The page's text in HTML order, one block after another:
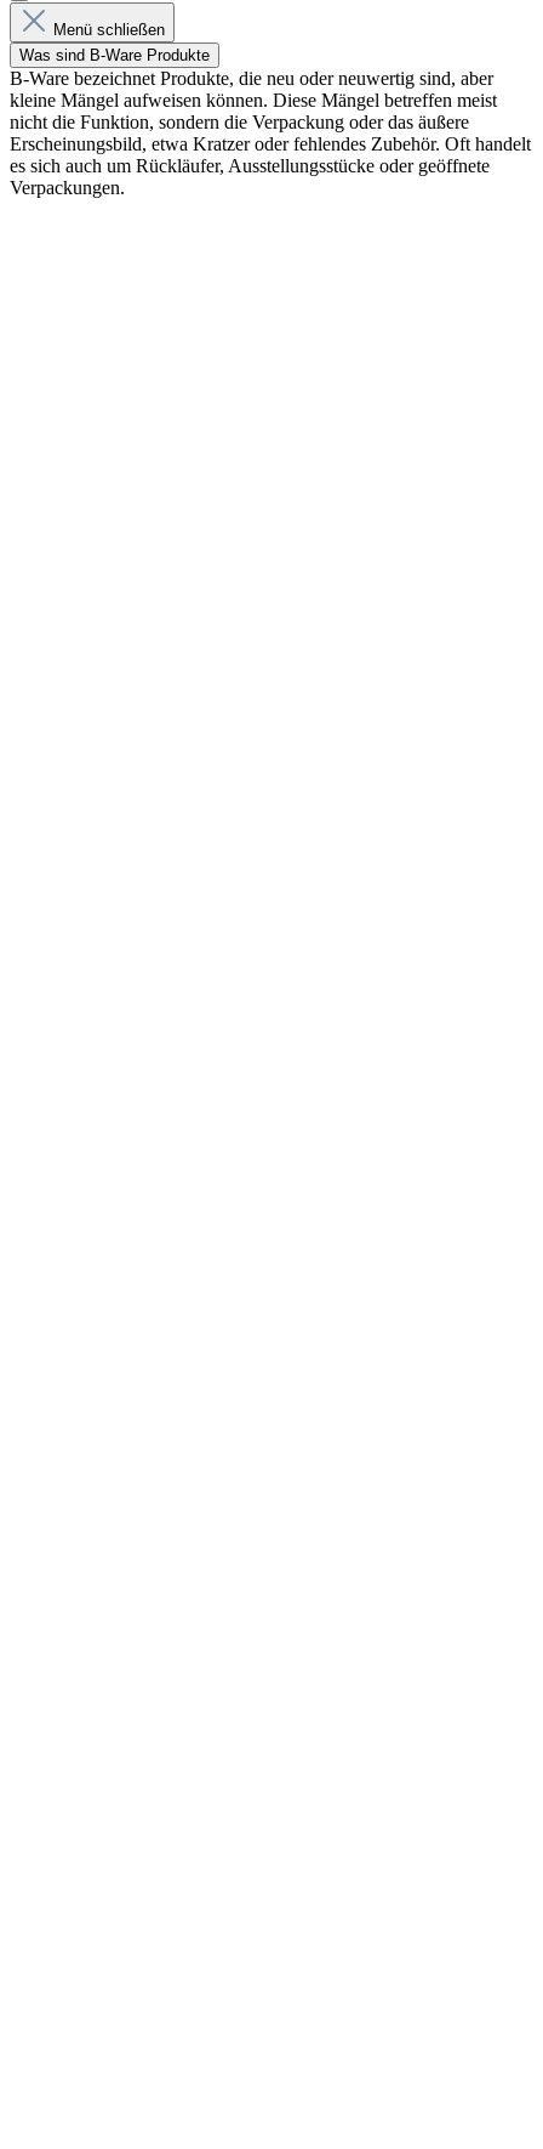
Menü schließen
Was sind B-Ware Produkte
B-Ware bezeichnet Produkte, die neu oder neuwertig sind, aber
kleine Mängel aufweisen können. Diese Mängel betreffen meist
nicht die Funktion, sondern die Verpackung oder das äußere
Erscheinungsbild, etwa Kratzer oder fehlendes Zubehör. Oft handelt
es sich auch um Rückläufer, Ausstellungsstücke oder geöffnete
Verpackungen.